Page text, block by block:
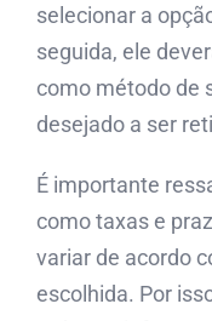
selecionar a
seguida, ele
como método de
desejado a ser
É importante
como taxas e
variar de acordo
escolhida. Por